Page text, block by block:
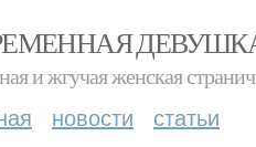
и жгучая женская
новости статьи